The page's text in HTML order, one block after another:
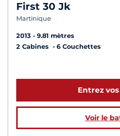
First 30 Jk
Martinique
2013
9.81 mètres
2 Cabines
6 Couchettes
Entrez
Voir le